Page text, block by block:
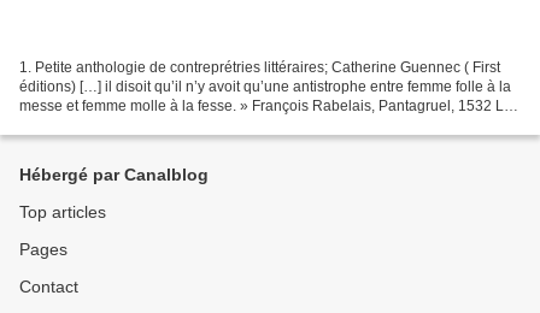
1. Petite anthologie de contreprétries littéraires; Catherine Guennec ( First
éditions) […] il disoit qu’il n’y avoit qu’une antistrophe entre femme folle à la
messe et femme molle à la fesse. » François Rabelais, Pantagruel, 1532 Le
Hébergé par Canalblog
Top articles
Pages
Contact